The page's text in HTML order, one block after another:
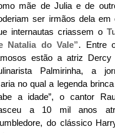
mãe de Julia e de
ser irmãos dela
internautas criassem o
Natalia do Vale”. Entre
estão a atriz Dercy
Palmirinha, a
no qual a legenda
a idade”, o cantor
a 10 mil anos
do clássico